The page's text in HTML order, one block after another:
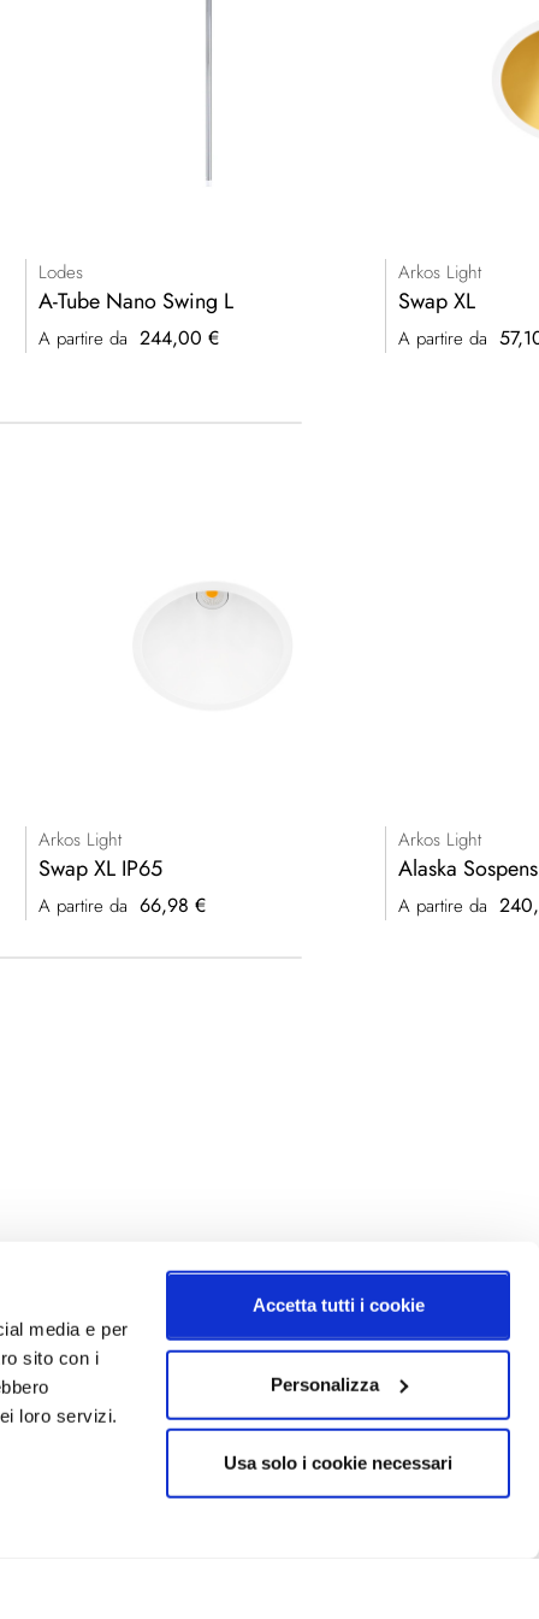
media e per
sito con i
loro servizi.
Accetta tutti i cookie
Personalizza
Usa solo i cookie necessari
Lodes
A-Tube Nano Swing L
A partire da 244,00 €
Arkos Light
Swap XL
A partire da
Arkos Light
Swap XL IP65
A partire da 66,98 €
Arkos Light
Alaska
A partire da